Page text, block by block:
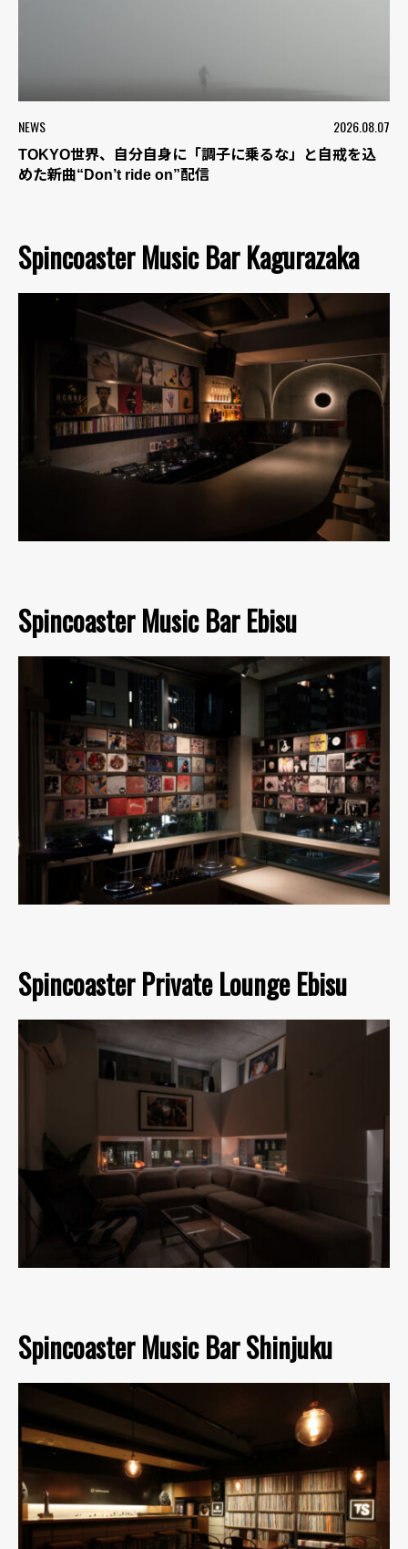
NEWS 2026.08.07
TOKYO世界、自分自身に「調子に乗るな」と自戒を込
めた新曲“Don’t ride on”配信
Spincoaster Music Bar Kagurazaka
Spincoaster Music Bar Ebisu
Spincoaster Private Lounge Ebisu
Spincoaster Music Bar Shinjuku